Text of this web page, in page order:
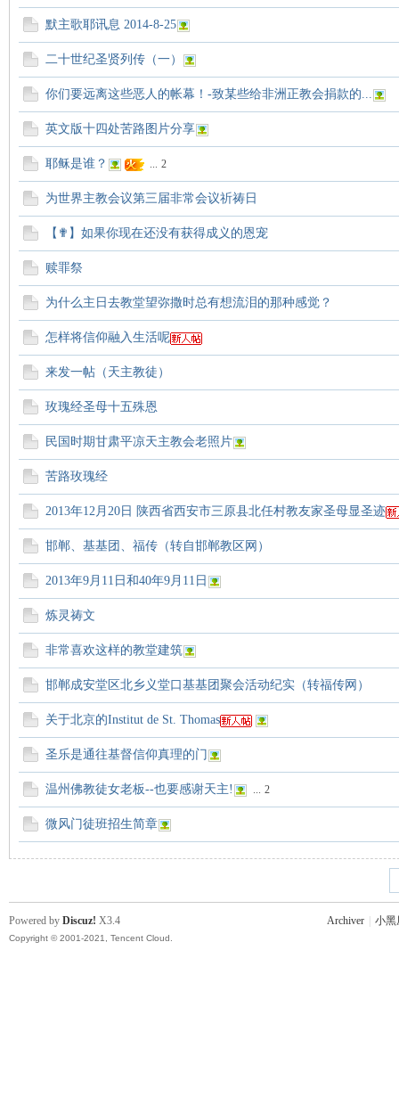
默主歌耶讯息 2014-8-25
二十世纪圣贤列传（一）
你们要远离这些恶人的帐幕！-致某些给非洲正教会捐款的...
英文版十四处苦路图片分享
耶稣是谁？ ... 2
为世界主教会议第三届非常会议祈祷日
【✟】如果你现在还没有获得成义的恩宠
赎罪祭
为什么主日去教堂望弥撒时总有想流泪的那种感觉？
怎样将信仰融入生活呢
来发一帖（天主教徒）
玫瑰经圣母十五殊恩
民国时期甘肃平凉天主教会老照片
苦路玫瑰经
2013年12月20日 陕西省西安市三原县北任村教友家圣母显圣迹
邯郸、基基团、福传（转自邯郸教区网）
2013年9月11日和40年9月11日
炼灵祷文
非常喜欢这样的教堂建筑
邯郸成安堂区北乡义堂口基基团聚会活动纪实（转福传网）
关于北京的Institut de St. Thomas
圣乐是通往基督信仰真理的门
温州佛教徒女老板--也要感谢天主! ... 2
微风门徒班招生简章
Archiver 小黑
Powered by Discuz! X3.4
Copyright © 2001-2021, Tencent Cloud.